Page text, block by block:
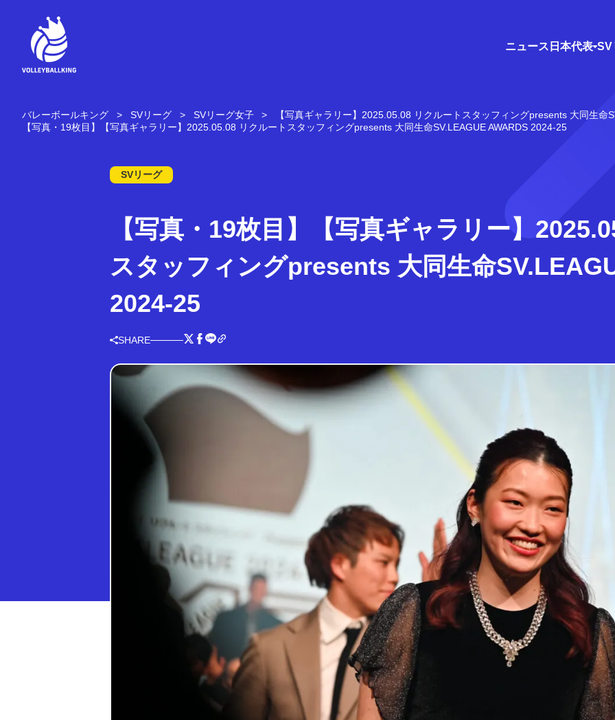
ニュース 日本代表 SV
バレーボールキング SVリーグ SVリーグ女子
【写真ギャラリー】2025.05.08 リクルートスタッフィングpresents 大同生命
【写真・19枚目】【写真ギャラリー】2025.05.08 リクルートスタッフィングpresents 大同生命SV.LEAGUE AWARDS 2024-25
SVリーグ
【写真・19枚目】【写真ギャラリー】
スタッフィングpresents 大同生命
2024-25
SHARE